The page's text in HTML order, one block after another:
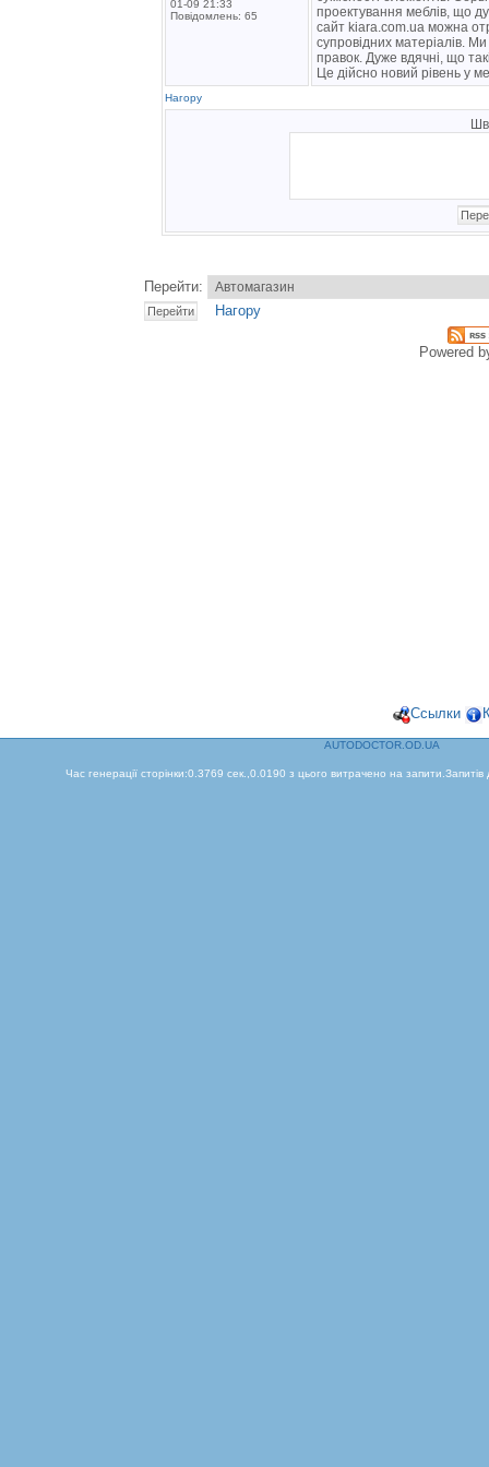
01-09 21:33
Повідомлень: 65
проектування меблів, що
сайт kiara.com.ua можна
супровідних матеріалів.
правок. Дуже вдячні, що
Це дійсно новий рівень у
Нагору
Перейти:
Нагору
Powered
Ссылки
AUTODOCTOR.OD.UA
Час генерації сторінки:0.3769 сек.,0.0190 з цього витрачено на